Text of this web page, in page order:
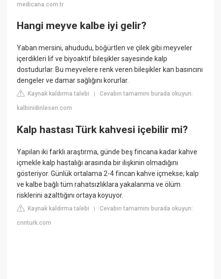
medicana.com.tr
Hangi meyve kalbe iyi gelir?
Yaban mersini, ahududu, böğürtlen ve çilek gibi meyveler
içerdikleri lif ve biyoaktif bileşikler sayesinde kalp
dostudurlar. Bu meyvelere renk veren bileşikler kan basıncını
dengeler ve damar sağlığını korurlar.
Kaynak kaldırma talebi |Cevabın tamamını burada okuyun:
kalbinidinlesen.com
Kalp hastası Türk kahvesi içebilir mi?
Yapılan iki farklı araştırma, günde beş fincana kadar kahve
içmekle kalp hastalığı arasında bir ilişkinin olmadığını
gösteriyor. Günlük ortalama 2-4 fincan kahve içmekse; kalp
ve kalbe bağlı tüm rahatsızlıklara yakalanma ve ölüm
risklerini azalttığını ortaya koyuyor.
Kaynak kaldırma talebi |Cevabın tamamını burada okuyun:
cnnturk.com